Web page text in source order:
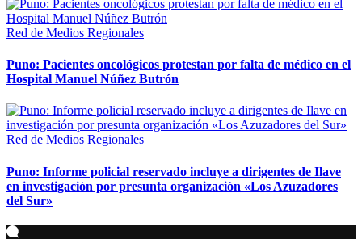
Red de Medios Regionales
Puno: Pacientes oncológicos protestan por falta de médico en el
Hospital Manuel Núñez Butrón
Red de Medios Regionales
Puno: Informe policial reservado incluye a dirigentes de Ilave
en investigación por presunta organización «Los Azuzadores
del Sur»